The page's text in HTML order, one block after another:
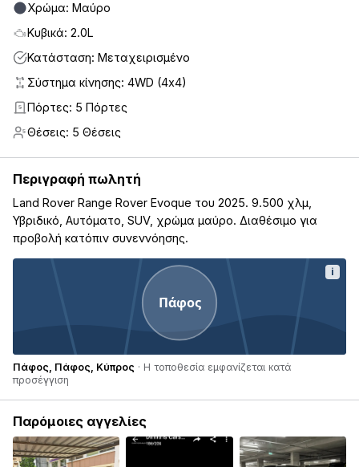
Χρώμα: Μαύρο
Κυβικά: 2.0L
Κατάσταση: Μεταχειρισμένο
Σύστημα κίνησης: 4WD (4x4)
5 Πόρτες: 5 Πόρτες
5 Θέσεις: 5 Θέσεις
Περιγραφή πωλητή
Land Rover Range Rover Evoque του 2025. 9.500 χλμ,
Υβριδικό, Αυτόματο, SUV, χρώμα μαύρο. Διαθέσιμο για
προβολή κατόπιν συνεννόησης.
Πάφος
i
Πάφος, Πάφος, Κύπρος · Η τοποθεσία εμφανίζεται κατά
προσέγγιση
Παρόμοιες αγγελίες